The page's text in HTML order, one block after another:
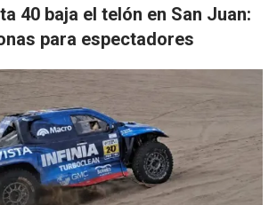
40 baja el telón en San Juan:
para espectadores